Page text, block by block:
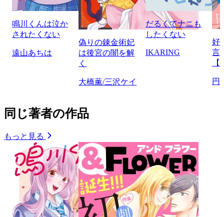
鳴川くんは泣か
されたくない
遠山あちは
偽りの錬金術妃
は後宮の闇を解
く
大橋薫/三沢ケイ
だるくてナニも
したくない
IKARING
好
言
円
同じ著者の作品
もっと見る